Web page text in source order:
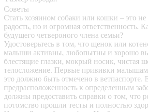
Советы
Стать хозяином собаки или кошки – это не
радость, но и огромная ответственность.
будущего четвероного члена семьи?
Удостоверьтесь в том, что щенок или
малыши активны, любопытны и хорошо
блестящие глазки, мокрый носик, чистая
телосложение. Первые прививки малышам
это должно быть отмечено в ветпаспорте.
предрасположенность к определенным
должны предоставить справки о том, что
потомство прошли тесты и полностью